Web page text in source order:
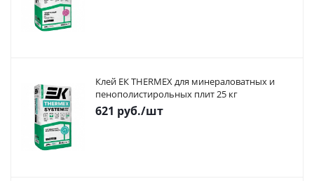
Клей ЕК THERMEX для минераловатных и
пенополистирольных плит 25 кг
621 руб./шт